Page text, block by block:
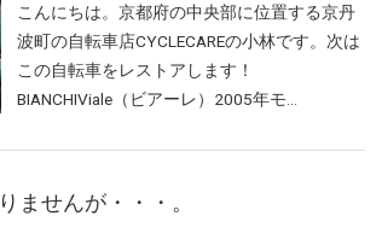
こんにちは。京都府の中央部に位置する京丹
波町の自転車店CYCLECAREの小林です。次は
この自転車をレストアします！
BIANCHIViale（ビアーレ）2005年モ…
ませんが・・・。